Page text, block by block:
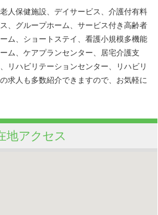
人保健施設、デイサービス、介護付有料
、グループホーム、サービス付き高齢者
ム、ショートステイ、看護小規模多機能
ム、ケアプランセンター、居宅介護支
リハビリテーションセンター、リハビリ
求人も多数紹介できますので、お気軽に
地アクセス